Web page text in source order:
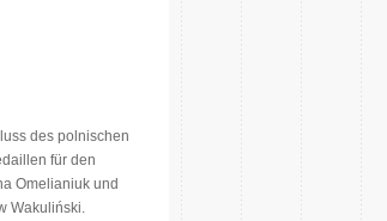
des polnischen
für den
Omelianiuk und
Wakuliński.